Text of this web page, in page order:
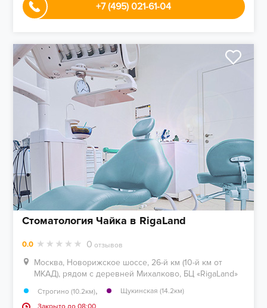
+7 (495) 021-61-04
Стоматология Чайка в RigaLand
0.0 0 отзывов
Москва, Новорижское шоссе, 26-й км (10-й км от
МКАД), рядом с деревней Михалково, БЦ «RigaLand»
Строгино (10.2км),
Щукинская (14.2км)